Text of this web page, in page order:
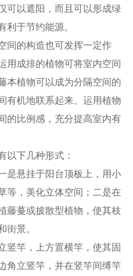
可以遮阳，而且可以形成绿
利于节约能源。
间的构造也可发挥一定作
用成排的植物可将室内空间
本植物可以成为分隔空间的
有机地联系起来。运用植物
的比例感，充分提高室内有
下几种形式：
是悬挂于阳台顶板上，用小
等，美化立体空间；二是在
藤蔓或披散型植物，使其枝
街景。
竿，上方置横竿，使其固
角立竖竿，并在竖竿间缚竿